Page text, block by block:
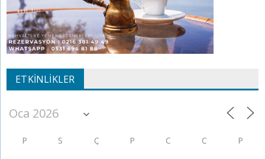
ETKINLIKLER
P S Ç P C C P